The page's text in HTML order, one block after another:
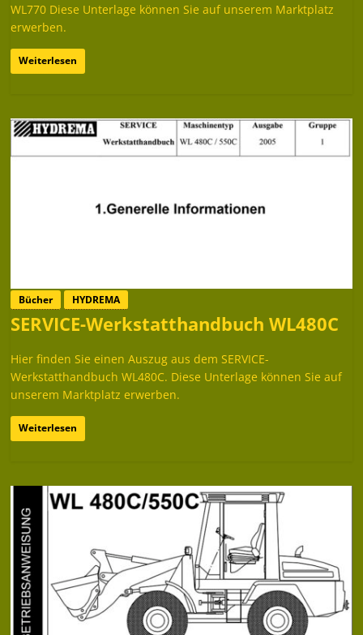
WL770 Diese Unterlage können Sie auf unserem Marktplatz
erwerben.
Weiterlesen
Bücher HYDREMA
SERVICE-Werkstatthandbuch WL480C
Hier finden Sie einen Auszug aus dem SERVICE-
Werkstatthandbuch WL480C. Diese Unterlage können Sie auf
unserem Marktplatz erwerben.
Weiterlesen